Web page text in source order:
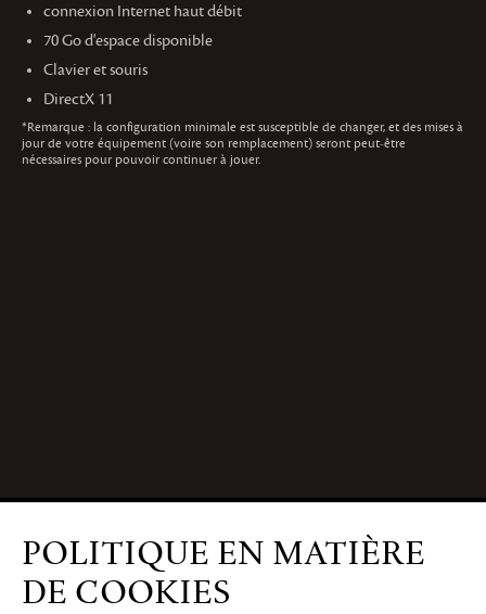
connexion Internet haut débit
70 Go d'espace disponible
Clavier et souris
DirectX 11
*Remarque : la configuration minimale est susceptible de changer, et des mises à
jour de votre équipement (voire son remplacement) seront peut-être
nécessaires pour pouvoir continuer à jouer.
POLITIQUE EN MATIÈRE
DE COOKIES